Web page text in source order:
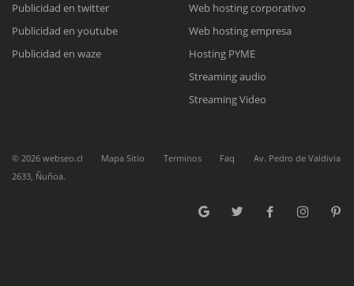
Nuestros ejecutivos le enviarán un correo electrónico con el enlace a
Meet para la reunión online.
Cotización
Complete el formulario y nos contactaremos a la brevedad.
Chat Online
para enviarnos un correo electrónico con sus datos personales.
Publicidad en twitter
Publicidad en youtube
Publicidad en waze
Web hosting corporativo
Web hosting empresa
Hosting PYME
Streaming audio
Streaming Video
© 2026 webseo.cl Mapa Sitio Terminos Faq
Av. Pedro de Valdivia
2633, Ñuñoa.